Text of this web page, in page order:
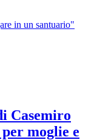
in un santuario"
Casemiro
moglie e